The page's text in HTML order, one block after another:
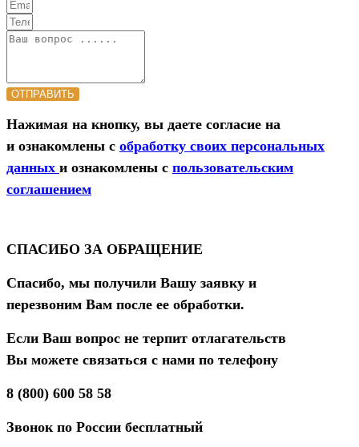
ОТПРАВИТЬ
Нажимая на кнопку, вы даете согласие на
и ознакомлены с обработку своих персональных
данных и ознакомлены с пользовательским
соглашением
СПАСИБО ЗА ОБРАЩЕНИЕ
Спасибо, мы получили Вашу заявку и
перезвоним Вам после ее обработки.
Если Ваш вопрос не терпит отлагательств
Вы можете связаться с нами по телефону
8 (800) 600 58 58
Звонок по России бесплатный